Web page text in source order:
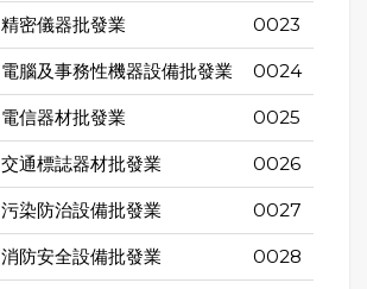
精密儀器批發業 0023
電腦及事務性機器設備批發業 0024
電信器材批發業 0025
交通標誌器材批發業 0026
污染防治設備批發業 0027
消防安全設備批發業 0028